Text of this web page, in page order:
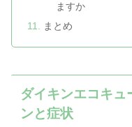
ますか
まとめ
ダイキンエコキュ
ンと症状